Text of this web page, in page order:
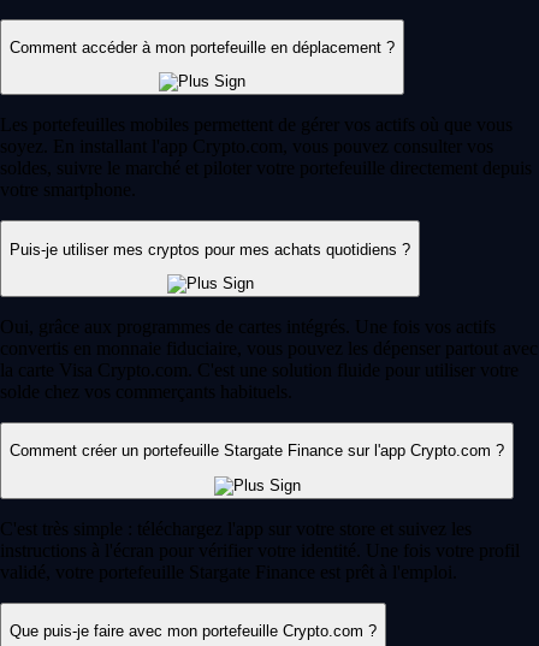
Comment accéder à mon portefeuille en déplacement ?
Les portefeuilles mobiles permettent de gérer vos actifs où que vous
soyez. En installant l'app Crypto.com, vous pouvez consulter vos
soldes, suivre le marché et piloter votre portefeuille directement depuis
votre smartphone.
Puis-je utiliser mes cryptos pour mes achats quotidiens ?
Oui, grâce aux programmes de cartes intégrés. Une fois vos actifs
convertis en monnaie fiduciaire, vous pouvez les dépenser partout avec
la carte Visa Crypto.com. C'est une solution fluide pour utiliser votre
solde chez vos commerçants habituels.
Comment créer un portefeuille Stargate Finance sur l'app Crypto.com ?
C'est très simple : téléchargez l'app sur votre store et suivez les
instructions à l'écran pour vérifier votre identité. Une fois votre profil
validé, votre portefeuille Stargate Finance est prêt à l'emploi.
Que puis-je faire avec mon portefeuille Crypto.com ?